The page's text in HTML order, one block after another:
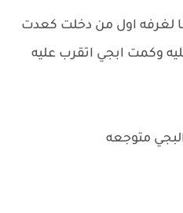
لغرفه اول من دخلت كعدت
وكمت ابجي اتقرب عليه
متوجعه